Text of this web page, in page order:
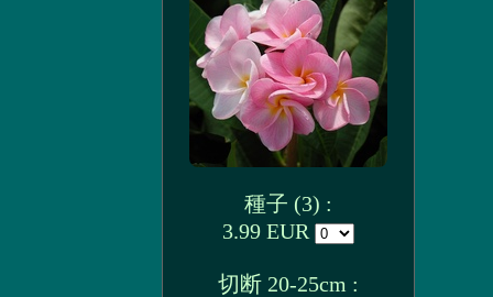
種子 (3) :
3.99 EUR
切断 20-25cm :